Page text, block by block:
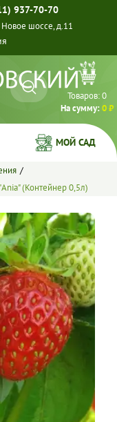
937-70-70
Новое шоссе, д.11
Товаров:0
На сумму:0 ₽
МОЙ САД
(Контейнер 0,5л)